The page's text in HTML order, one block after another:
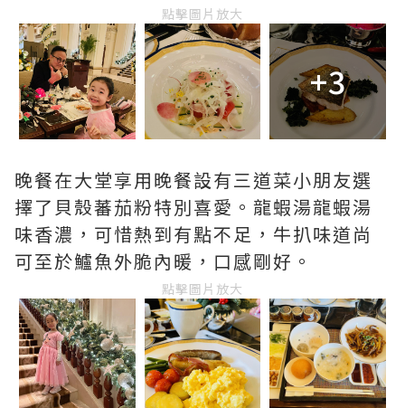
點擊圖片放大
+3
晚餐在大堂享用晚餐設有三道菜小朋友選
擇了貝殼蕃茄粉特別喜愛。龍蝦湯龍蝦湯
味香濃，可惜熱到有點不足，牛扒味道尚
可至於鱸魚外脆內暖，口感剛好。
點擊圖片放大